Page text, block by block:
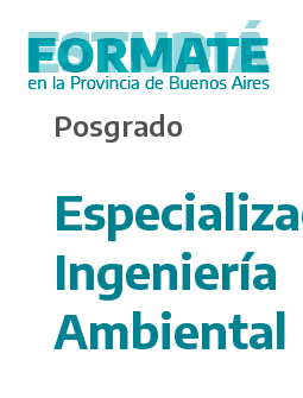
content
Posgrado
Ingeniería
Ambiental